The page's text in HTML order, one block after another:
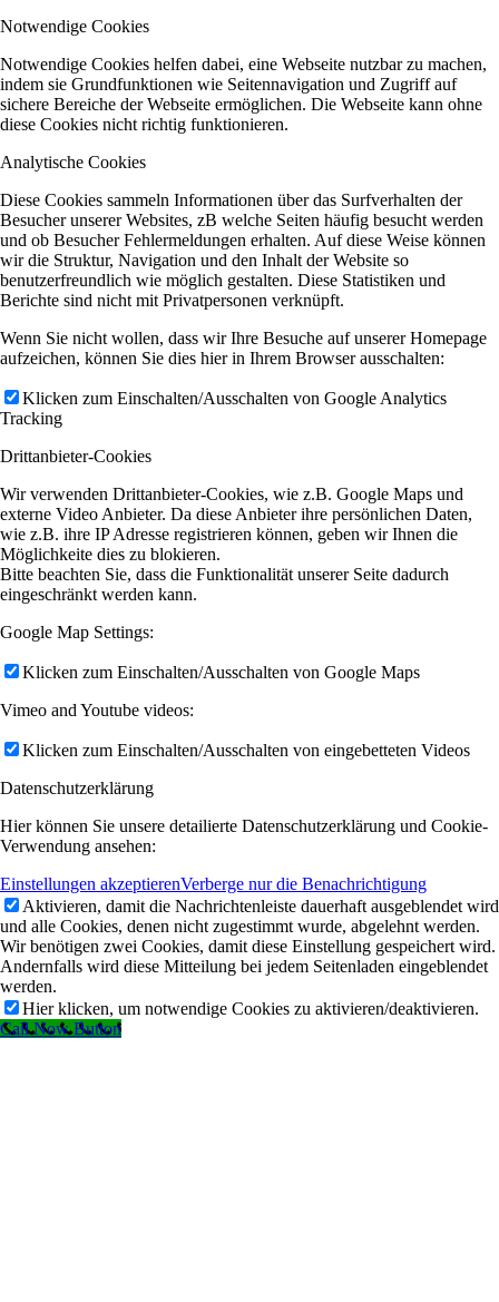
Notwendige Cookies
Notwendige Cookies helfen dabei, eine Webseite nutzbar zu machen,
indem sie Grundfunktionen wie Seitennavigation und Zugriff auf
sichere Bereiche der Webseite ermöglichen. Die Webseite kann ohne
diese Cookies nicht richtig funktionieren.
Analytische Cookies
Diese Cookies sammeln Informationen über das Surfverhalten der
Besucher unserer Websites, zB welche Seiten häufig besucht werden
und ob Besucher Fehlermeldungen erhalten. Auf diese Weise können
wir die Struktur, Navigation und den Inhalt der Website so
benutzerfreundlich wie möglich gestalten. Diese Statistiken und
Berichte sind nicht mit Privatpersonen verknüpft.
Wenn Sie nicht wollen, dass wir Ihre Besuche auf unserer Homepage
aufzeichen, können Sie dies hier in Ihrem Browser ausschalten:
Klicken zum Einschalten/Ausschalten von Google Analytics
Tracking
Drittanbieter-Cookies
Wir verwenden Drittanbieter-Cookies, wie z.B. Google Maps und
externe Video Anbieter. Da diese Anbieter ihre persönlichen Daten,
wie z.B. ihre IP Adresse registrieren können, geben wir Ihnen die
Möglichkeite dies zu blokieren.
Bitte beachten Sie, dass die Funktionalität unserer Seite dadurch
eingeschränkt werden kann.
Google Map Settings:
Klicken zum Einschalten/Ausschalten von Google Maps
Vimeo and Youtube videos:
Klicken zum Einschalten/Ausschalten von eingebetteten Videos
Datenschutzerklärung
Hier können Sie unsere detailierte Datenschutzerklärung und Cookie-
Verwendung ansehen:
Einstellungen akzeptierenVerberge nur die Benachrichtigung
Aktivieren, damit die Nachrichtenleiste dauerhaft ausgeblendet wird
und alle Cookies, denen nicht zugestimmt wurde, abgelehnt werden.
Wir benötigen zwei Cookies, damit diese Einstellung gespeichert wird.
Andernfalls wird diese Mitteilung bei jedem Seitenladen eingeblendet
werden.
Hier klicken, um notwendige Cookies zu aktivieren/deaktivieren.
Call Now Button